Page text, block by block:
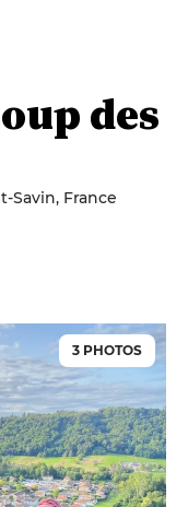
des
Savin, France
3 PHOTOS